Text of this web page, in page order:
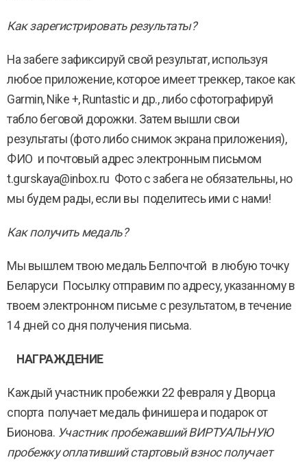
Как зарегистрировать результаты?
На забеге зафиксируй свой результат, используя
любое приложение, которое имеет треккер, такое как
Garmin, Nike +, Runtastic и др., либо сфотографируй
табло беговой дорожки. Затем вышли свои
результаты (фото либо снимок экрана приложения),
ФИО и почтовый адрес электронным письмом
t.gurskaya@inbox.ru Фото с забега не обязательны, но
мы будем рады, если вы поделитесь ими с нами!
Как получить медаль?
Мы вышлем твою медаль Белпочтой в любую точку
Беларуси Посылку отправим по адресу, указанному в
твоем электронном письме с результатом, в течение
14 дней со дня получения письма.
НАГРАЖДЕНИЕ
Каждый участник пробежки 22 февраля у Дворца
спорта получает медаль финишера и подарок от
Бионова. Участник пробежавший ВИРТУАЛЬНУЮ
пробежку оплативший стартовый взнос получает